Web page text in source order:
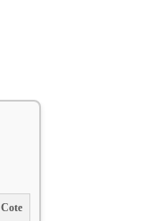
Cote